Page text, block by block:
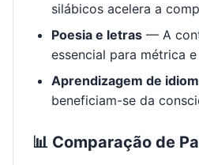
silábicos acelera a
Poesia e letras — A
essencial para métrica
Aprendizagem de
beneficiam-se da
📊 Comparação de